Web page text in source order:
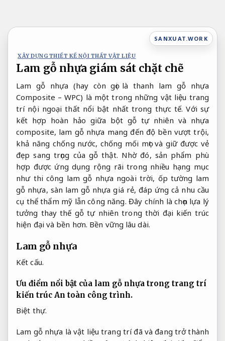
nội
SANXUAT.WORK
XÂY DỰNG THIẾT KẾ NỘI THẤT VẬT LIỆU
Lam gỗ nhựa giám sát chặt chẽ
Lam gỗ nhựa (hay còn gọi là thanh lam gỗ nhựa
Composite – WPC) là một trong những vật liệu trang
trí nội ngoại thất nổi bật nhất trong thực tế. Với sự
kết hợp hoàn hảo giữa bột gỗ tự nhiên và nhựa
composite, lam gỗ nhựa mang đến độ bền vượt trội,
khả năng chống nước, chống mối mọt và giữ được vẻ
đẹp sang trọng của gỗ thật. Nhờ đó, sản phẩm phù
hợp được ứng dụng rộng rãi trong nhiều hạng mục
như thi công lam gỗ nhựa ngoài trời, ốp tường lam
gỗ nhựa, sàn lam gỗ nhựa giá rẻ, đáp ứng cả nhu cầu
cụ thể thẩm mỹ lẫn công năng. Đây chính là chọn lựa lý
tưởng thay thế gỗ tự nhiên trong thời đại kiến trúc
hiện đại và bền hơn. Bền vững lâu dài.
Lam gỗ nhựa
Kết cấu.
Ưu điểm nổi bật của lam gỗ nhựa trong trang trí
kiến trúc An toàn công trình.
Biệt thự.
Lam gỗ nhựa là vật liệu trang trí đã và đang trở thành